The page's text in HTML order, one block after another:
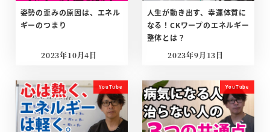
姿勢の歪みの原因は、エネル
ギーのつまり
投稿日
2023年10月4日
人生が動き出す、幸運体質に
なる！CKワープのエネルギー
整体とは？
投稿日
2023年9月13日
YouTube YouTube